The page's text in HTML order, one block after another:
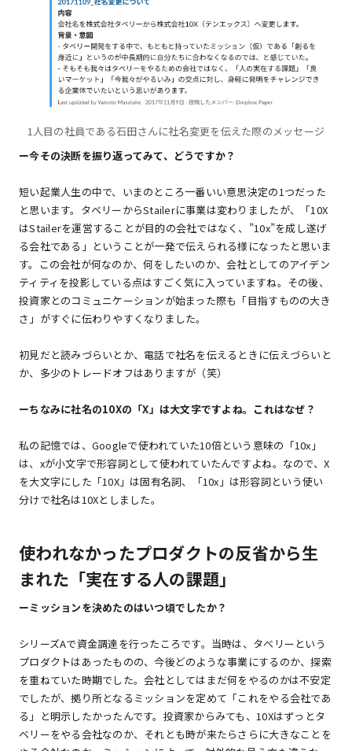
1人目の社員である石田さんに社名変更を伝えた際のメッセージ
ー今その決断を振り返ってみて、どうですか？
短い起業人生の中で、いまのところ一番いい意思決定の1つだった
と思います。タベリーからStailerに事業は変わりましたが、「10X
はStailerを運営することが目的の会社ではなく、”10x”を成し遂げ
る会社である」ということが一発で伝えられる様になったと思いま
す。この会社が何なのか、何をしたいのか、会社としてのアイデン
ティティを投影している点はすごく気に入っていますね。その後、
投資家とのコミュニケーションが始まった際も「目指すものの大き
さ」がすぐに伝わりやすくなりました。
初見だと読みづらいとか、電話で社名を伝えるときに伝えづらいと
か、多少のトレードオフはありますが（笑）
ーちなみに社名の10Xの「X」は大文字ですよね。これはなぜ？
私の記憶では、Googleで使われていた10倍という意味の「10x」
は、xが小文字で形容詞として使われていたんですよね。なので、X
を大文字にした「10X」は固有名詞、「10x」は形容詞という使い
分けで社名は10Xとしました。
使われなかったプロダクトの反省から生
まれた「実在する人の課題」
ーミッションを決めたのはいつ頃でしたか？
シリーズAで資金調達を行ったころです。当時は、タベリーという
プロダクトはあったものの、今後どのような事業にするのか、探索
を重ねていた時期でした。会社としてはまだ何をやるのかは不安定
でしたが、拠り所となるミッションを定めて「これをやる会社であ
る」と明示したかったんです。投資家からみても、10Xはずっとタ
ベリーをやる会社なのか、それとも時が来たらさらに大きなことを